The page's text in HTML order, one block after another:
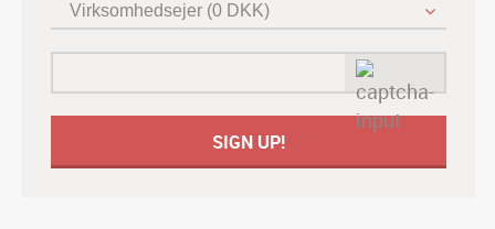
Virksomhedsejer (0 DKK)